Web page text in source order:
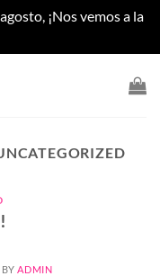
¡Nos vemos a la
BY ADMIN